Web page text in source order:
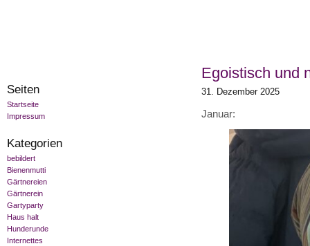
Seiten
Startseite
Impressum
Kategorien
bebildert
Bienenmutti
Gärtnereien
Gärtnerein
Gartyparty
Haus halt
Hunderunde
Internettes
Egoistisch und
31. Dezember 2025
Januar: